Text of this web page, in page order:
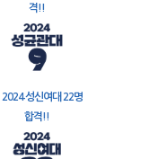
격!!
2024 성신여대 22명
합격!!